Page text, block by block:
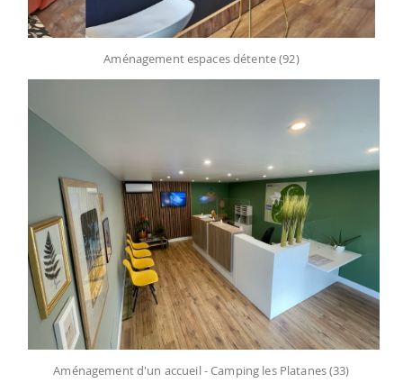
Aménagement espaces détente (92)
Aménagement d'un accueil - Camping les Platanes (33)